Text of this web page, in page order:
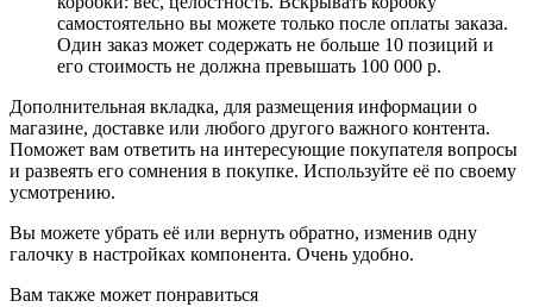
самостоятельно вы можете только после оплаты заказа.
Один заказ может содержать не больше 10 позиций и
его стоимость не должна превышать 100 000 р.
Дополнительная вкладка, для размещения информации о
магазине, доставке или любого другого важного контента.
Поможет вам ответить на интересующие покупателя вопросы
и развеять его сомнения в покупке. Используйте её по своему
усмотрению.
Вы можете убрать её или вернуть обратно, изменив одну
галочку в настройках компонента. Очень удобно.
Вам также может понравиться